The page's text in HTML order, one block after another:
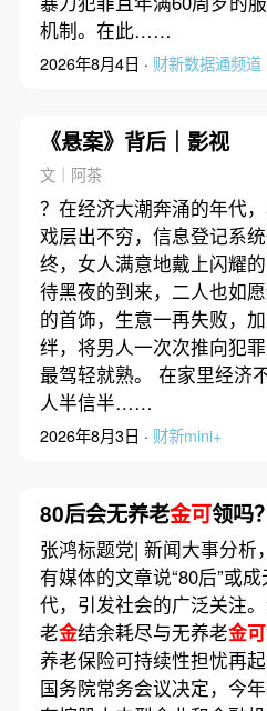
机制。在此……
2026年8月4日 · 财新数据通频道
《悬案》背后｜影视
文｜阿茶
？在经济大潮奔涌的年代
戏层出不穷，信息登记系
终，女人满意地戴上闪耀
待黑夜的到来，二人也如愿
的首饰，生意一再失败，
绊，将男人一次次推向犯
最驾轻就熟。 在家里经济
人半信半……
2026年8月3日 · 财新mini+
80后会无养老金可领吗？
张鸿标题党| 新闻大事分析
有媒体的文章说“80后”或
代，引发社会的广泛关注
老金结余耗尽与无养老金可
养老保险可持续性担忧再
国务院常务会议决定，今